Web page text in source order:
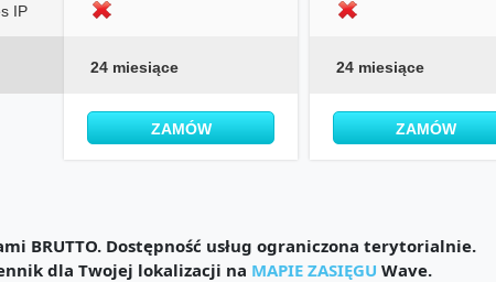
IP
24 miesiące
ZAMÓW
24 miesiące
ZAMÓW
BRUTTO. Dostępność usług ograniczona terytorialnie.
dla Twojej lokalizacji na MAPIE ZASIĘGU Wave.